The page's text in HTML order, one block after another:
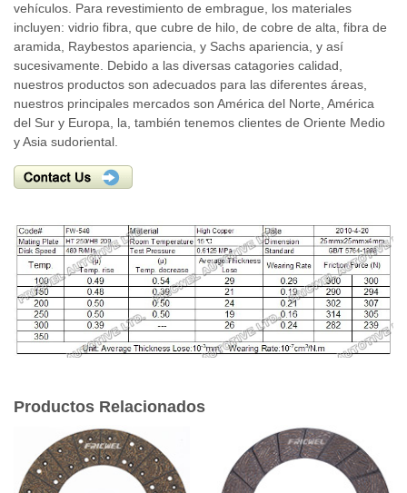
vehículos. Para revestimiento de embrague, los materiales
incluyen: vidrio fibra, que cubre de hilo, de cobre de alta, fibra de
aramida, Raybestos apariencia, y Sachs apariencia, y así
sucesivamente. Debido a las diversas catagories calidad,
nuestros productos son adecuados para las diferentes áreas,
nuestros principales mercados son América del Norte, América
del Sur y Europa, la, también tenemos clientes de Oriente Medio
y Asia sudoriental.
Productos Relacionados